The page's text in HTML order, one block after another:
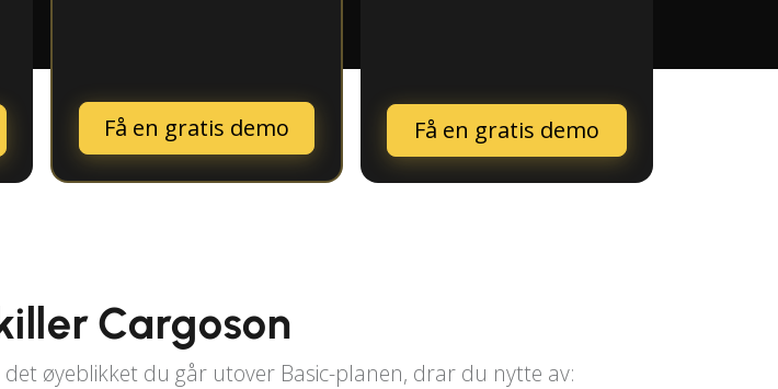
Få en gratis demo Få en gratis demo
Cargoson
øyeblikket du går utover Basic-planen, drar du nytte av: